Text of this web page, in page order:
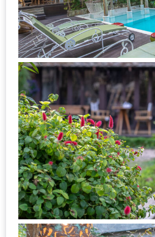
NEWS
GAME
(SABAI
SEAFOOD)
HOMEPRO
FAIR
2017
เชียงใหม่
งาน
เดียว
ทั้ง
ช้อป
กิน